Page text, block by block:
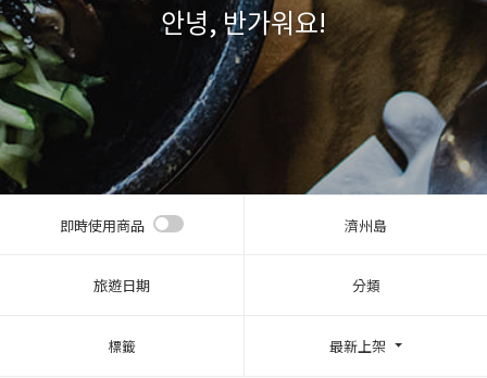
体)
文 (台灣)
안녕, 반가워요!
即時使用商品 濟州島
旅遊日期 分類
標籤 最新上架